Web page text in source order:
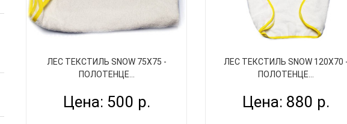
ЛЕС ТЕКСТИЛЬ SNOW 75X75 -
ПОЛОТЕНЦЕ...
Цена: 500 р.
ЛЕС ТЕКСТИЛЬ SNOW 120X70
ПОЛОТЕНЦЕ...
Цена: 880 р.